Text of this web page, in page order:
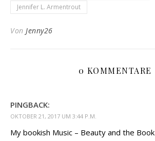
Jennifer L. Armentrout
Von Jenny26
0 KOMMENTARE
PINGBACK:
OKTOBER 21, 2017 UM 3:44 P.M.
My bookish Music – Beauty and the Book